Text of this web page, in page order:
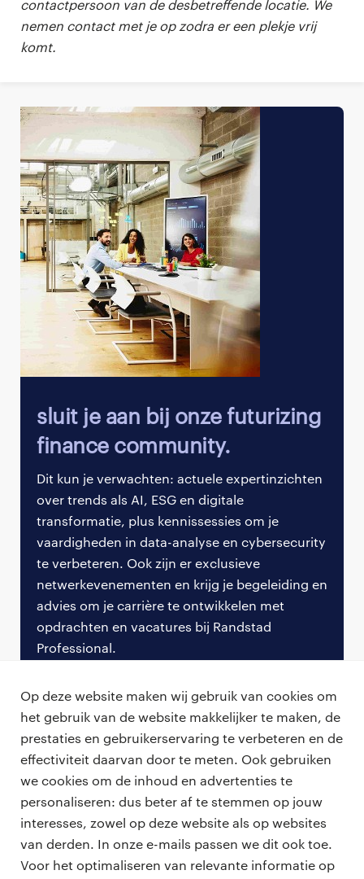
Op deze website maken wij gebruik van cookies om
het gebruik van de website makkelijker te maken, de
prestaties en gebruikerservaring te verbeteren en de
effectiviteit daarvan door te meten. Ook gebruiken
we cookies om de inhoud en advertenties te
personaliseren: dus beter af te stemmen op jouw
interesses, zowel op deze website als op websites
van derden. In onze e-mails passen we dit ook toe.
Voor het optimaliseren van relevante informatie op
contactpersoon van de desbetreffende locatie. We
nemen contact met je op zodra er een plekje vrij
komt.
sluit je aan bij onze futurizing
finance community.
Dit kun je verwachten: actuele expertinzichten
over trends als AI, ESG en digitale
transformatie, plus kennissessies om je
vaardigheden in data-analyse en cybersecurity
te verbeteren. Ook zijn er exclusieve
netwerkevenementen en krijg je begeleiding en
advies om je carrière te ontwikkelen met
opdrachten en vacatures bij Randstad
Professional.
meld je nu aan
professionals
vacatures
voor opdrachtgevers